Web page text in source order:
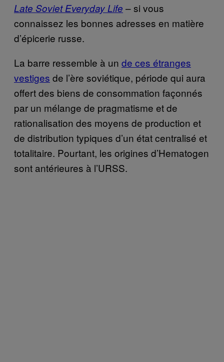
Late Soviet Everyday Life – si vous
connaissez les bonnes adresses en matière
d’épicerie russe.
La barre ressemble à un de ces étranges
vestiges de l’ère soviétique, période qui aura
offert des biens de consommation façonnés
par un mélange de pragmatisme et de
rationalisation des moyens de production et
de distribution typiques d’un état centralisé et
totalitaire. Pourtant, les origines d’Hematogen
sont antérieures à l’URSS.